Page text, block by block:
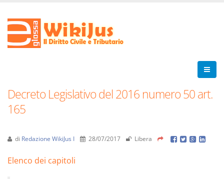
Decreto Legislativo del 2016 numero 50 art.
165
di Redazione WikiJus I 28/07/2017 Libera
Elenco dei capitoli